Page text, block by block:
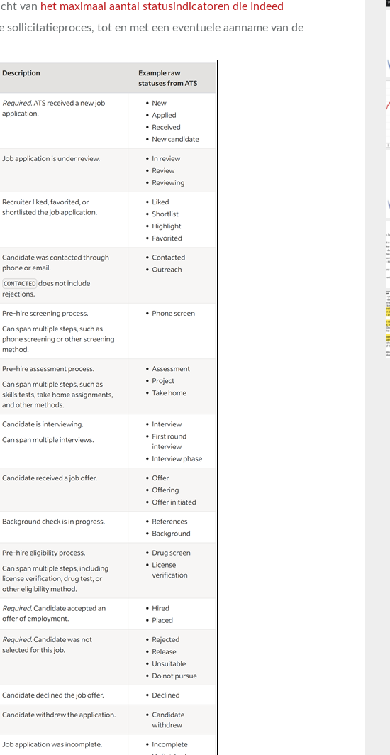
van het maximaal aantal statusindicatoren die Indeed
sollicitatieproces, tot en met een eventuele aanname van de